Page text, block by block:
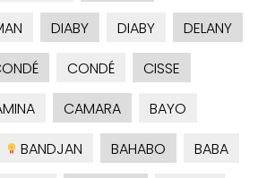
DIABY DIABY
DELANY
CONDÉ
CISSE
CAMARA
BAYO
BANDJAN BAHABO
BABA